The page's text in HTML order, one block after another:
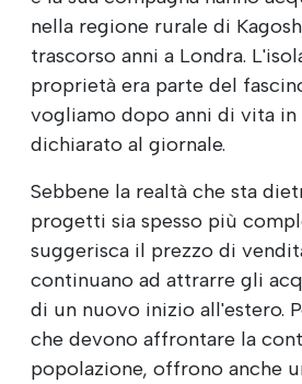
nella regione rurale di
trascorso anni a Londra.
proprietà era parte del
vogliamo dopo anni di vita in
dichiarato al giornale.
Sebbene la realtà che sta
progetti sia spesso più
suggerisca il prezzo di
continuano ad attrarre gli
di un nuovo inizio all'estero.
che devono affrontare la
popolazione, offrono anche